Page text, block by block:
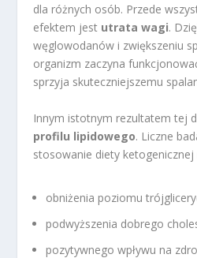
dla różnych osób. Przede
efektem jest utrata wagi.
węglowodanów i zwiększeniu
organizm zaczyna
sprzyja skuteczniejszemu
Innym istotnym rezultatem tej
profilu lipidowego. Liczne
stosowanie diety
obniżenia poziomu
podwyższenia dobrego
pozytywnego wpływu na